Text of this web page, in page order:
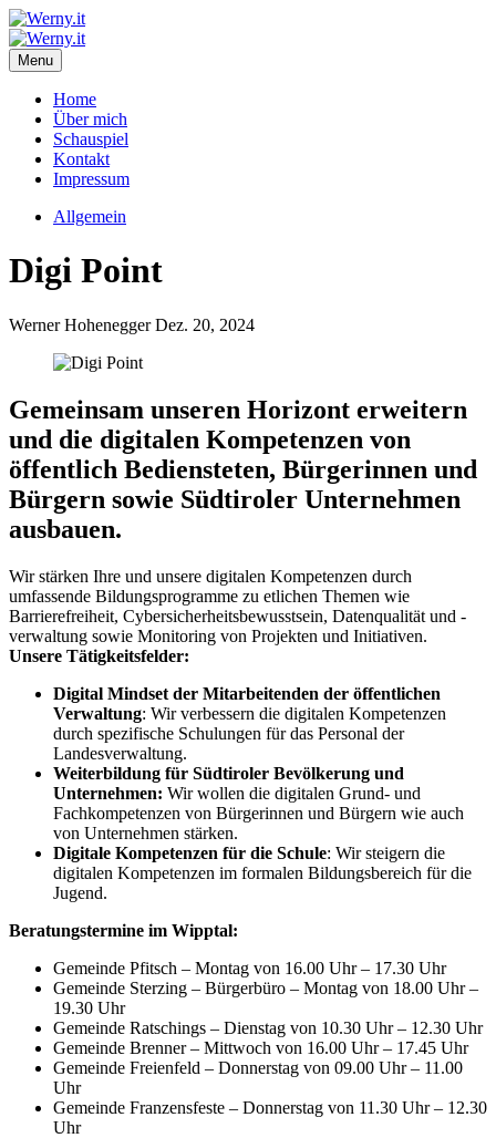
Menu
Home
Über mich
Schauspiel
Kontakt
Impressum
Allgemein
Digi Point
Werner Hohenegger Dez. 20, 2024
Gemeinsam unseren Horizont erweitern
und die digitalen Kompetenzen von
öffentlich Bediensteten, Bürgerinnen und
Bürgern sowie Südtiroler Unternehmen
ausbauen.
Wir stärken Ihre und unsere digitalen Kompetenzen durch
umfassende Bildungsprogramme zu etlichen Themen wie
Barrierefreiheit, Cybersicherheitsbewusstsein, Datenqualität und -
verwaltung sowie Monitoring von Projekten und Initiativen.
Unsere Tätigkeitsfelder:
Digital Mindset der Mitarbeitenden der öffentlichen
Verwaltung: Wir verbessern die digitalen Kompetenzen
durch spezifische Schulungen für das Personal der
Landesverwaltung.
Weiterbildung für Südtiroler Bevölkerung und
Unternehmen: Wir wollen die digitalen Grund- und
Fachkompetenzen von Bürgerinnen und Bürgern wie auch
von Unternehmen stärken.
Digitale Kompetenzen für die Schule: Wir steigern die
digitalen Kompetenzen im formalen Bildungsbereich für die
Jugend.
Beratungstermine im Wipptal:
Gemeinde Pfitsch – Montag von 16.00 Uhr – 17.30 Uhr
Gemeinde Sterzing – Bürgerbüro – Montag von 18.00 Uhr –
19.30 Uhr
Gemeinde Ratschings – Dienstag von 10.30 Uhr – 12.30 Uhr
Gemeinde Brenner – Mittwoch von 16.00 Uhr – 17.45 Uhr
Gemeinde Freienfeld – Donnerstag von 09.00 Uhr – 11.00
Uhr
Gemeinde Franzensfeste – Donnerstag von 11.30 Uhr – 12.30
Uhr